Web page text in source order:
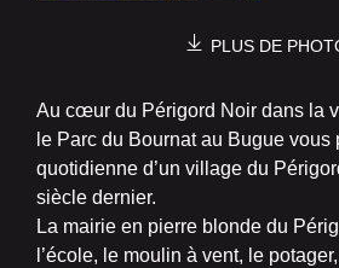
PLUS DE
Au cœur du Périgord Noir dans la
le Parc du Bournat au Bugue
quotidienne d’un village du
siècle dernier.
La mairie en pierre blonde du
l’école, le moulin à vent, le